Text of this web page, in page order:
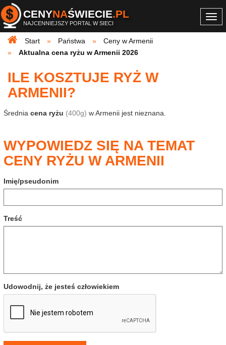
CENYNAŚWIECIE.PL
NAJCENNIEJSZY PORTAL W SIECI
Start
Państwa
Ceny w Armenii
Aktualna cena ryżu w Armenii 2026
ILE KOSZTUJE RYŻ W
ARMENII?
Średnia cena ryżu (400g) w Armenii jest nieznana.
WYPOWIEDZ SIĘ NA TEMAT
CENY RYŻU W ARMENII
Imię/pseudonim
Treść
Udowodnij, że jesteś człowiekiem